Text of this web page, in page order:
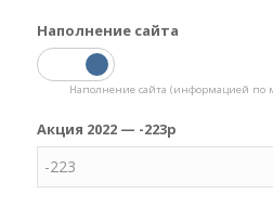
Наполнение сайта
Наполнение сайта (информацией по
Акция 2022 — -223р